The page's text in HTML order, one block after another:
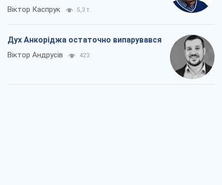
Віктор Каспрук 5,3 т.
Дух Анкоріджа остаточно випарувався
Віктор Андрусів 423